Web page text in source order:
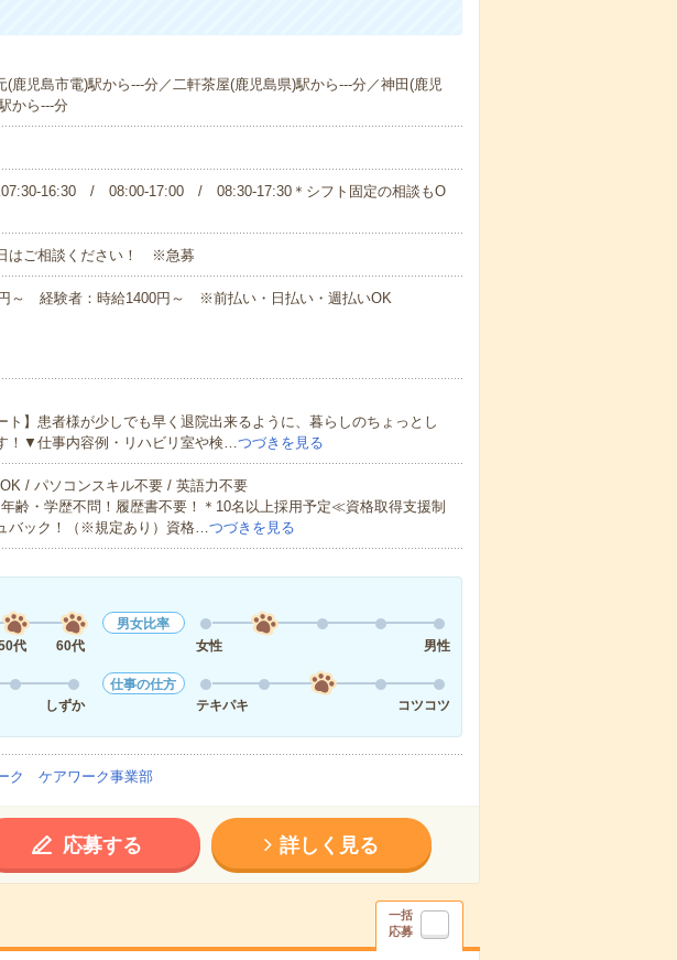
(鹿児島市電)駅から---分／二軒茶屋(鹿児島県)駅から---分／神田(鹿児
から---分
16:30 / 08:00-17:00 / 08:30-17:30＊シフト固定の相談もO
はご相談ください！ ※急募
～ 経験者：時給1400円～ ※前払い・日払い・週払いOK
ト】患者様が少しでも早く退院出来るように、暮らしのちょっとし
！▼仕事内容例・リハビリ室や検…つづきを見る
/ パソコンスキル不要 / 英語力不要
年齢・学歴不問！履歴書不要！＊10名以上採用予定≪資格取得支援制
バック！（※規定あり）資格…つづきを見る
代 60代
男女比率
女性
男性
しずか
仕事の仕方
テキパキ
コツコツ
ク ケアワーク事業部
応募する 詳しく見る
一括
応募